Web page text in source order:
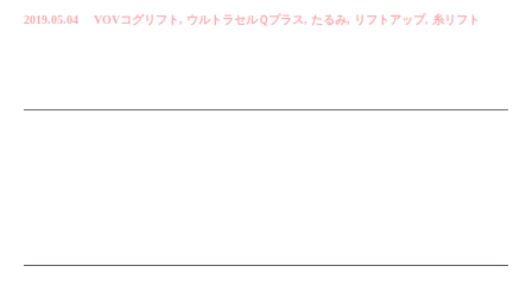
2019.05.04 VOVコグリフト, ウルトラセルＱプラス, たるみ, リフトアップ, 糸リフト